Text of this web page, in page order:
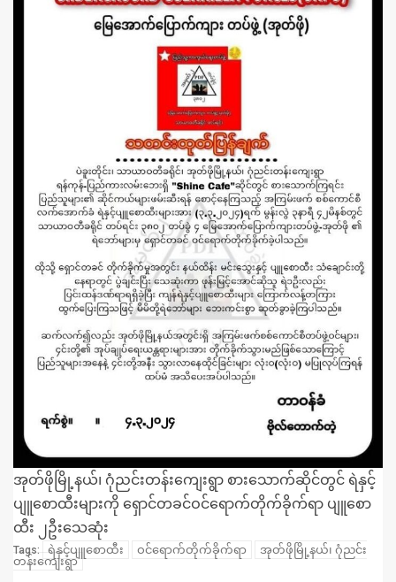
အုတ်ဖိုမြို့နယ်၊ ဂုံညင်းတန်းကျေးရွာ စားသောက်ဆိုင်တွင် ရဲနှင့်
ပျူစောထီးများကို ရှောင်တခင်ဝင်ရောက်တိုက်ခိုက်ရာ ပျူစော
ထီး ၂ဦးသေဆုံး
Tags: ရဲနှင့်ပျူစောထီး ဝင်ရောက်တိုက်ခိုက်ရာ
အုတ်ဖိုမြို့နယ်၊ ဂုံညင်း
တန်းကျေးရွာ